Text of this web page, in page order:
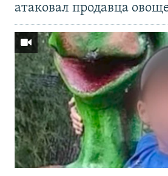
атаковал продавца